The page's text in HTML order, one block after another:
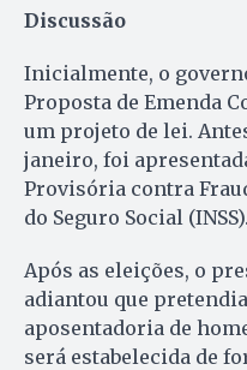
Discussão
Inicialmente, o
Proposta de Emenda
um projeto de lei.
janeiro, foi
Provisória contra
do Seguro Social (INSS).
Após as eleições, o
adiantou que
aposentadoria de
será estabelecida de